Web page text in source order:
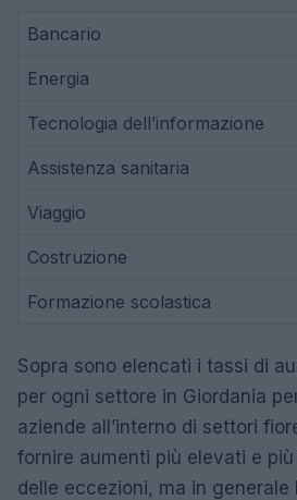
Bancario
Energia
Tecnologia dell’informazione
Assistenza sanitaria
Viaggio
Costruzione
Formazione scolastica
Sopra sono elencati i tassi di
per ogni settore in Giordania
aziende all’interno di settori
fornire aumenti più elevati e
delle eccezioni, ma in generale